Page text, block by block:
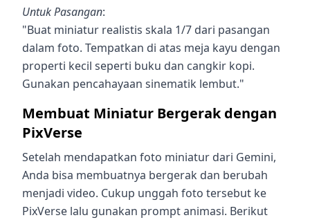
Untuk Pasangan:
"Buat miniatur realistis skala 1/7 dari pasangan
dalam foto. Tempatkan di atas meja kayu dengan
properti kecil seperti buku dan cangkir kopi.
Gunakan pencahayaan sinematik lembut."
Membuat Miniatur Bergerak dengan
PixVerse
Setelah mendapatkan foto miniatur dari Gemini,
Anda bisa membuatnya bergerak dan berubah
menjadi video. Cukup unggah foto tersebut ke
PixVerse lalu gunakan prompt animasi. Berikut